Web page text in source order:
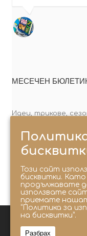
МЕСЕЧЕН
Идеи, трикове,
© 2025 Lunchbox®.
Този сайт
бисквитки. Като
продължавате
използвате
приемате
“Политика за
на бисквитки”.
Разбрах